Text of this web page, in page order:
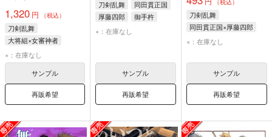
1,320 円 （税込）
刀剣乱舞
大将組×女審神者
女審神者
厚藤四郎
×：在庫なし
サンプル
再販希望
刀剣乱舞
同田貫正国
厚藤四郎
御手杵
×：在庫なし
サンプル
再販希望
（税込）
刀剣乱舞
同田貫正国×厚藤四郎
同田貫正国
×：在庫なし
サンプル
再販希望